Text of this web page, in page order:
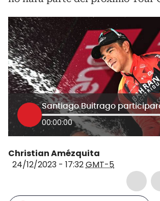
00:00:00
Christian Amézquita
24/12/2023 - 17:32GMT-5